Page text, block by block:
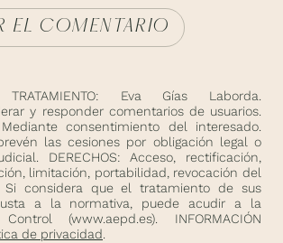
TRATAMIENTO: Eva Gías Laborda.
y responder comentarios de usuarios.
Mediante consentimiento del interesado.
las cesiones por obligación legal o
DERECHOS: Acceso, rectificación,
limitación, portabilidad, revocación del
Si considera que el tratamiento de sus
a la normativa, puede acudir a la
Control (www.aepd.es). INFORMACIÓN
de privacidad.